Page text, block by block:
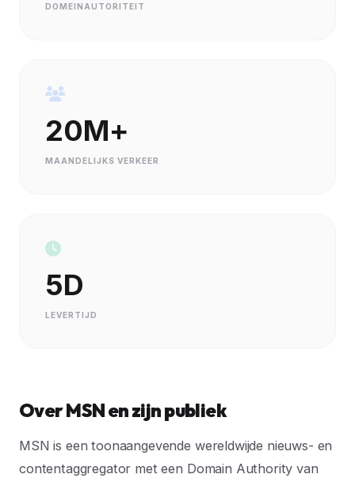
DOMEINAUTORITEIT
20M+
MAANDELIJKS VERKEER
5D
LEVERTIJD
Over MSN en zijn publiek
MSN is een toonaangevende wereldwijde nieuws- en
contentaggregator met een Domain Authority van